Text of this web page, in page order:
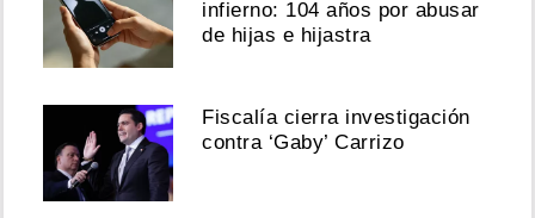
infierno: 104 años por abusar
de hijas e hijastra
Fiscalía cierra investigación
contra ‘Gaby’ Carrizo